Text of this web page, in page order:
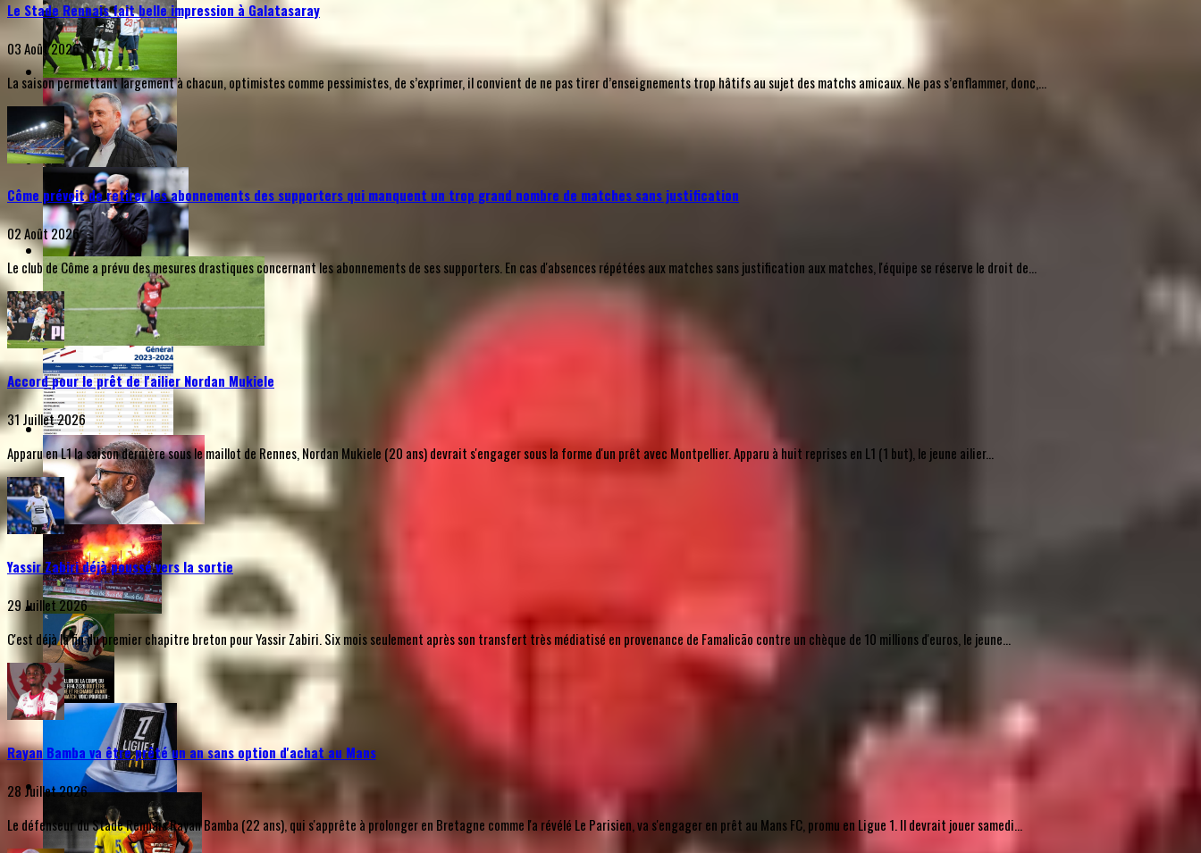
Le Stade Rennais fait belle impression à Galatasaray
03 Août 2026
La saison permettant largement à chacun, optimistes comme pessimistes, de s’exprimer, il convient de ne pas tirer d’enseignements trop hâtifs au sujet des matchs amicaux. Ne pas s’enflammer, donc,...
Côme prévoit de retirer les abonnements des supporters qui manquent un trop grand nombre de matches sans justification
02 Août 2026
Le club de Côme a prévu des mesures drastiques concernant les abonnements de ses supporters. En cas d'absences répétées aux matches sans justification aux matches, l'équipe se réserve le droit de...
Accord pour le prêt de l'ailier Nordan Mukiele
31 Juillet 2026
Apparu en L1 la saison dernière sous le maillot de Rennes, Nordan Mukiele (20 ans) devrait s'engager sous la forme d'un prêt avec Montpellier. Apparu à huit reprises en L1 (1 but), le jeune ailier...
Yassir Zabiri déjà poussé vers la sortie
29 Juillet 2026
C'est déjà la fin du premier chapitre breton pour Yassir Zabiri. Six mois seulement après son transfert très médiatisé en provenance de Famalicão contre un chèque de 10 millions d'euros, le jeune...
Rayan Bamba va être prêté un an sans option d'achat au Mans
28 Juillet 2026
Le défenseur du Stade Rennais Rayan Bamba (22 ans), qui s'apprête à prolonger en Bretagne comme l'a révélé Le Parisien, va s'engager en prêt au Mans FC, promu en Ligue 1. Il devrait jouer samedi...